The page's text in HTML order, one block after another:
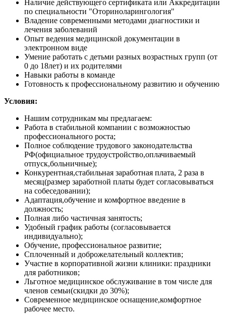
Наличие действующего сертификата или Аккредитации
по специальности "Оториноларингология"
Владение современными методами диагностики и
лечения заболеваний
Опыт ведения медицинской документации в
электронном виде
Умение работать с детьми разных возрастных групп (от
0 до 18лет) и их родителями
Навыки работы в команде
Готовность к профессиональному развитию и обучению
Условия:
Нашим сотрудникам мы предлагаем:
Работа в стабильной компании с возможностью
профессионального роста;
Полное соблюдение трудового законодательства
РФ(официальное трудоустройство,оплачиваемый
отпуск,больничные);
Конкурентная,стабильная заработная плата, 2 раза в
месяц(размер заработной платы будет согласовываться
на собеседовании);
Адаптация,обучение и комфортное введение в
должность;
Полная либо частичная занятость;
Удобный график работы (согласовывается
индивидуально);
Обучение, профессиональное развитие;
Сплоченный и доброжелательный коллектив;
Участие в корпоративной жизни клиники: праздники
для работников;
Льготное медицинское обслуживание в том числе для
членов семьи(скидки до 30%);
Современное медицинское оснащение,комфортное
рабочее место.